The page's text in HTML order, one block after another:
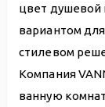
цвет
вариантом
стилевом
Компания
ванную